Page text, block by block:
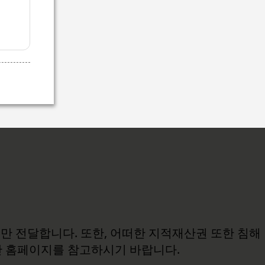
전달합니다. 또한, 어떠한 지적재산권 또한 침해
페이지를 참고하시기 바랍니다.